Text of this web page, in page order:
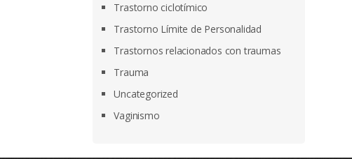
Trastorno ciclotímico
Trastorno Límite de Personalidad
Trastornos relacionados con traumas
Trauma
Uncategorized
Vaginismo